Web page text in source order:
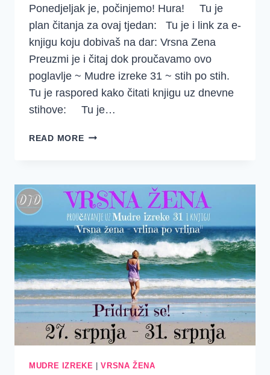
Ponedjeljak je, počinjemo! Hura! Tu je
plan čitanja za ovaj tjedan: Tu je i link za e-
knjigu koju dobivaš na dar: Vrsna Zena
Preuzmi je i čitaj dok proučavamo ovo
poglavlje ~ Mudre izreke 31 ~ stih po stih.
Tu je raspored kako čitati knjigu uz dnevne
stihove: Tu je…
READ MOREDOBRO
SREDSTVA
~
{MUDRE
IZREKE
31}
MUDRE IZREKE |VRSNA ŽENA